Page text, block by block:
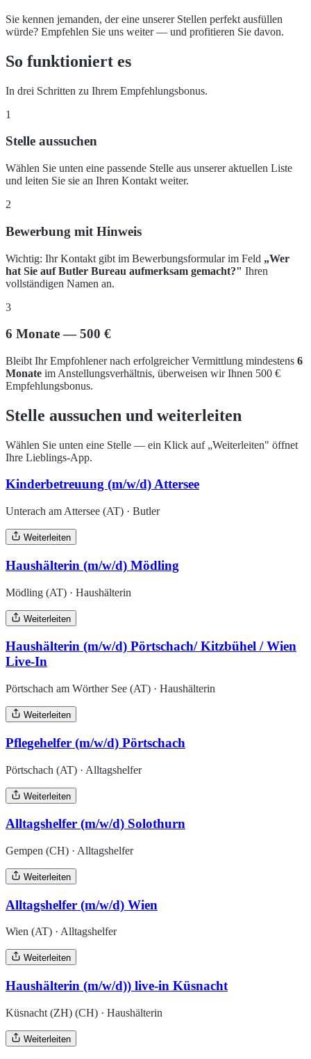
Sie kennen jemanden, der eine unserer Stellen perfekt ausfüllen
würde? Empfehlen Sie uns weiter — und profitieren Sie davon.
So funktioniert es
In drei Schritten zu Ihrem Empfehlungsbonus.
1
Stelle aussuchen
Wählen Sie unten eine passende Stelle aus unserer aktuellen Liste
und leiten Sie sie an Ihren Kontakt weiter.
2
Bewerbung mit Hinweis
Wichtig: Ihr Kontakt gibt im Bewerbungsformular im Feld „Wer
hat Sie auf Butler Bureau aufmerksam gemacht?" Ihren
vollständigen Namen an.
3
6 Monate — 500 €
Bleibt Ihr Empfohlener nach erfolgreicher Vermittlung mindestens 6
Monate im Anstellungsverhältnis, überweisen wir Ihnen 500 €
Empfehlungsbonus.
Stelle aussuchen und weiterleiten
Wählen Sie unten eine Stelle — ein Klick auf „Weiterleiten" öffnet
Ihre Lieblings-App.
Kinderbetreuung (m/w/d) Attersee
Unterach am Attersee (AT) · Butler
Weiterleiten
Haushälterin (m/w/d) Mödling
Mödling (AT) · Haushälterin
Weiterleiten
Haushälterin (m/w/d) Pörtschach/ Kitzbühel / Wien
Live-In
Pörtschach am Wörther See (AT) · Haushälterin
Weiterleiten
Pflegehelfer (m/w/d) Pörtschach
Pörtschach (AT) · Alltagshelfer
Weiterleiten
Alltagshelfer (m/w/d) Solothurn
Gempen (CH) · Alltagshelfer
Weiterleiten
Alltagshelfer (m/w/d) Wien
Wien (AT) · Alltagshelfer
Weiterleiten
Haushälterin (m/w/d)) live-in Küsnacht
Küsnacht (ZH) (CH) · Haushälterin
Weiterleiten